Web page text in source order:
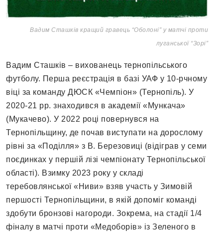
Вадим Сташків кращий гравець “Оболоні” у матчі проти
луганської “Зорі”
Вадим Сташків – вихованець тернопільського
футболу. Перша реєстрація в базі УАФ у 10-рчному
віці за команду ДЮСК «Чемпіон» (Тернопіль). У
2020-21 рр. знаходився в академії «Мункача»
(Мукачево). У 2022 році повернувся на
Тернопільщину, де почав виступати на дорослому
рівні за «Поділля» з В. Березовиці (відіграв у семи
поєдинках у першій лізі чемпіонату Тернопільської
області). Взимку 2023 року у складі
теребовлянської «Ниви» взяв участь у Зимовій
першості Тернопільщини, в якій допоміг команді
здобути бронзові нагороди. Зокрема, на стадії 1/4
фіналу в матчі проти «Медоборів» із Зеленого в